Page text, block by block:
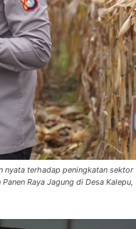
nyata terhadap peningkatan sektor
Raya Jagung di Desa Kalepu,